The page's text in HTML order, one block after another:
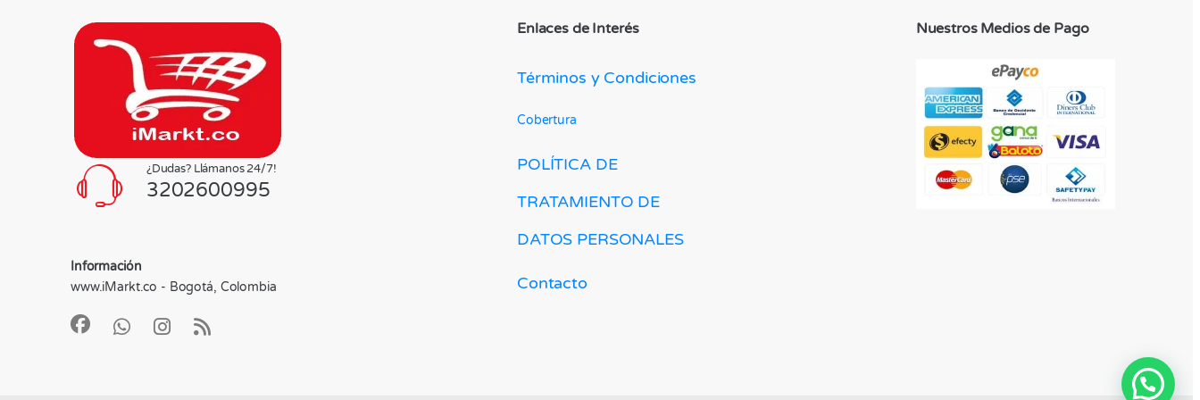
¿Dudas? Llámanos 24/7!
3202600995
Información
www.iMarkt.co - Bogotá, Colombia
Enlaces de Interés
Términos y Condiciones
Cobertura
POLÍTICA DE
TRATAMIENTO DE
DATOS PERSONALES
Contacto
Nuestros Medios de Pago